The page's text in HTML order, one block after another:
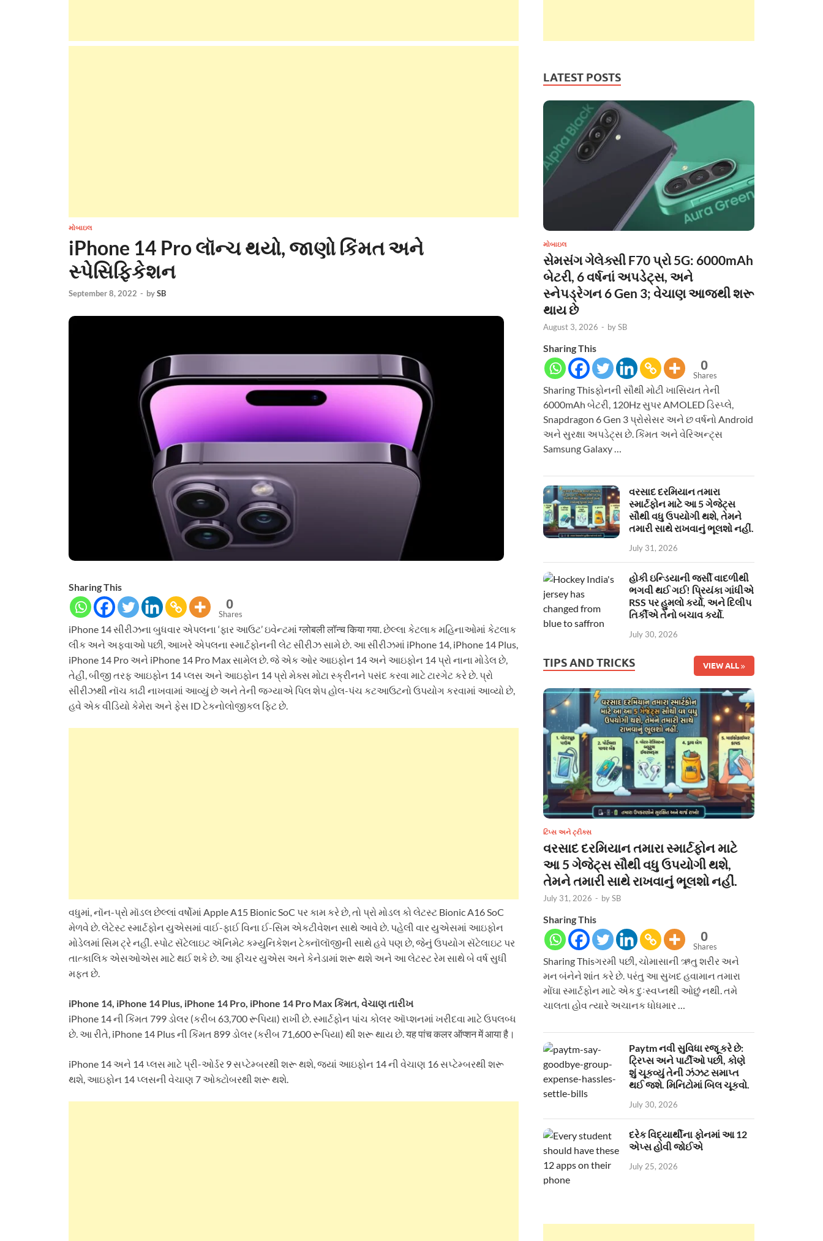
મોબાઇલ
iPhone 14 Pro લૉન્ચ થયો, જાણો કિંમત અને
સ્પેસિફિકેશન
September 8, 2022 - bySB
Sharing This
0
Shares
iPhone 14 સીરીઝના બુધવાર એપલના ‘ફાર આઉટ’ ઇવેન્ટમાં ग्लोबली लॉन्च किया गया. છેલ્લા કેટલાક મહિનાઓમાં કેટલાક
લીક અને અફવાઓ પછી, આખરે એપલના સ્માર્ટફોનની લેટ સીરીઝ સામે છે. આ સીરીઝમાં iPhone 14, iPhone 14 Plus,
iPhone 14 Pro અને iPhone 14 Pro Max સામેલ છે. જે એક ઓર આઇફોન 14 અને આઇફોન 14 પ્રો નાના મોડેલ છે,
તેહીં, બીજી તરફ આઇફોન 14 પ્લસ અને આઇફોન 14 પ્રો મેક્સ મોટા સ્ક્રીનને પસંદ કરવા માટે ટારગેટ કરે છે. પ્રો
સીરીઝથી નૉચ કાઢી નાખવામાં આવ્યું છે અને તેની જગ્યાએ પિલ શેપ હોલ-પંચ કટઆઉટનો ઉપયોગ કરવામાં આવ્યો છે,
હવે એક વીડિયો કેમેરા અને ફેસ ID ટેકનોલોજીકલ ફિટ છે.
વધુમાં, નૉન-પ્રો મૉડલ છેલ્લાં વર્ષોમાં Apple A15 Bionic SoC પર કામ કરે છે, તો પ્રો મોડલ કો લેટસ્ટ Bionic A16 SoC
મેળવે છે. લેટેસ્ટ સ્માર્ટફોન યુએસમાં વાઈ-ફાઈ વિના ઈ-સિમ એકટીવેશન સાથે આવે છે. પહેલી વાર યુએસમાં આઇફોન
મોડેલમાં સિમ ટ્રે નહીં. સ્પોટ સૅટેલાઇટ ઍનિમેટ કમ્યુનિકેશન ટેક્નૉલૉજીની સાથે હવે પણ છે, જેનું ઉપયોગ સૅટેલાઇટ પર
તાત્કાલિક એસઓએસ માટે થઈ શકે છે. આ ફીચર યુએસ અને કેનેડામાં શરૂ થશે અને આ લેટસ્ટ રેમ સાથે બે વર્ષ સુધી
મફત છે.
iPhone 14, iPhone 14 Plus, iPhone 14 Pro, iPhone 14 Pro Max કિંમત, વેચાણ તારીખ
iPhone 14 ની કિંમત 799 ડોલર (કરીબ 63,700 રૂપિયા) રાખી છે. સ્માર્ટફોન પાંચ કોલર ઑપ્શનમાં ખરીદવા માટે ઉપલબ્ધ
છે. આ રીતે, iPhone 14 Plus ની કિંમત 899 ડોલર (કરીબ 71,600 રૂપિયા) થી શરૂ થાય છે. यह पांच कलर ऑप्शन में आया है।
iPhone 14 અને 14 પ્લસ માટે પ્રી-ઓર્ડર 9 સપ્ટેમ્બરથી શરૂ થશે, જ્યાં આઇફોન 14 ની વેચાણ 16 સપ્ટેમ્બરથી શરૂ
થશે, આઇફોન 14 પ્લસની વેચાણ 7 ઓક્ટોબરથી શરૂ થશે.
LATEST POSTS
મોબાઇલ
સેમસંગ ગેલેક્સી F70 પ્રો 5G: 6000mAh
બેટરી, 6 વર્ષનાં અપડેટ્સ, અને
સ્નેપડ્રેગન 6 Gen 3; વેચાણ આજથી શરૂ
થાય છે
August 3, 2026 - bySB
Sharing This
0
Shares
Sharing Thisફોનની સૌથી મોટી ખાસિયત તેની
6000mAh બેટરી, 120Hz સુપર AMOLED ડિસ્પ્લે,
Snapdragon 6 Gen 3 પ્રોસેસર અને છ વર્ષનો Android
અને સુરક્ષા અપડેટ્સ છે. કિંમત અને વેરિઅન્ટ્સ
Samsung Galaxy …
વરસાદ દરમિયાન તમારા
સ્માર્ટફોન માટે આ 5 ગેજેટ્સ
સૌથી વધુ ઉપયોગી થશે, તેમને
તમારી સાથે રાખવાનું ભૂલશો નહીં.
July 31, 2026
હોકી ઇન્ડિયાની જર્સી વાદળીથી
ભગવી થઈ ગઈ! પ્રિયંકા ગાંધીએ
RSS પર હુમલો કર્યો, અને દિલીપ
તિર્કીએ તેનો બચાવ કર્યો.
July 30, 2026
TIPS AND TRICKS VIEW ALL
ટિપ્સ અને ટ્રીક્સ
વરસાદ દરમિયાન તમારા સ્માર્ટફોન માટે
આ 5 ગેજેટ્સ સૌથી વધુ ઉપયોગી થશે,
તેમને તમારી સાથે રાખવાનું ભૂલશો નહીં.
July 31, 2026 - bySB
Sharing This
0
Shares
Sharing Thisગરમી પછી, ચોમાસાની ઋતુ શરીર અને
મન બંનેને શાંત કરે છે. પરંતુ આ સુખદ હવામાન તમારા
મોંઘા સ્માર્ટફોન માટે એક દુઃસ્વપ્નથી ઓછું નથી. તમે
ચાલતા હોવ ત્યારે અચાનક ધોધમાર …
Paytm નવી સુવિધા રજૂ કરે છે:
ટ્રિપ્સ અને પાર્ટીઓ પછી, કોણે
શું ચૂકવ્યું તેની ઝંઝટ સમાપ્ત
થઈ જશે. મિનિટોમાં બિલ ચૂકવો.
July 30, 2026
દરેક વિદ્યાર્થીના ફોનમાં આ 12
એપ્સ હોવી જોઈએ
July 25, 2026